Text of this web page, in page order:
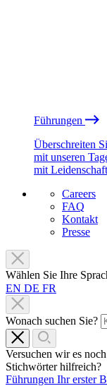
Führungen
Überschreiten
mit unseren
mit
Careers
FAQ
Kontakt
Presse
Wählen Sie Ihre
EN DE FR
Wonach suchen Sie?
Versuchen wir es
Stichwörter hilfreich?
Führungen Ihr erster